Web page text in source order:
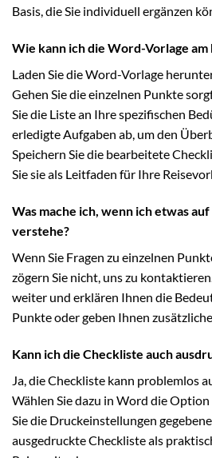
Basis, die Sie individuell ergänzen
Wie kann ich die Word-Vorlage am
Laden Sie die Word-Vorlage
Gehen Sie die einzelnen Punkte
Sie die Liste an Ihre spezifischen
erledigte Aufgaben ab, um den
Speichern Sie die bearbeitete
Sie sie als Leitfaden für Ihre
Was mache ich, wenn ich etwas
verstehe?
Wenn Sie Fragen zu einzelnen
zögern Sie nicht, uns zu
weiter und erklären Ihnen die
Punkte oder geben Ihnen
Kann ich die Checkliste auch
Ja, die Checkliste kann problemlos
Wählen Sie dazu in Word die Option
Sie die Druckeinstellungen
ausgedruckte Checkliste als